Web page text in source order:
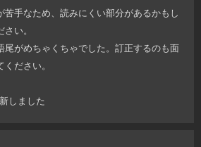
手なため、読みにくい部分があるかもし
い。
がめちゃくちゃでした。訂正するのも面
ださい。
しました